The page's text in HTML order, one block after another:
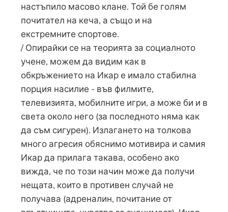
настъпило масово клане. Той бе голям
почитател на кеча, а също и на
екстремните спортове.
/ Опирайки се на теорията за социалното
учене, можем да видим как в
обкръжението на Икар е имало стабилна
порция насилие - във филмите,
телевизията, мобилните игри, а може би и в
света около него (за последното няма как
да съм сигурен). Излагането на толкова
много агресия обяснимо мотивира и самия
Икар да прилага такава, особено ако
вижда, че по този начин може да получи
нещата, които в противен случай не
получава (адреналин, почитание от